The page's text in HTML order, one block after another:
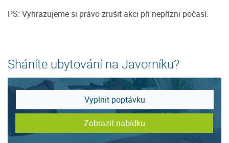
PS: Vyhrazujeme si právo zrušit akci při nepřízni počasí.
Sháníte ubytování na Javorníku?
Vyplnit poptávku
Zobrazit nabídku